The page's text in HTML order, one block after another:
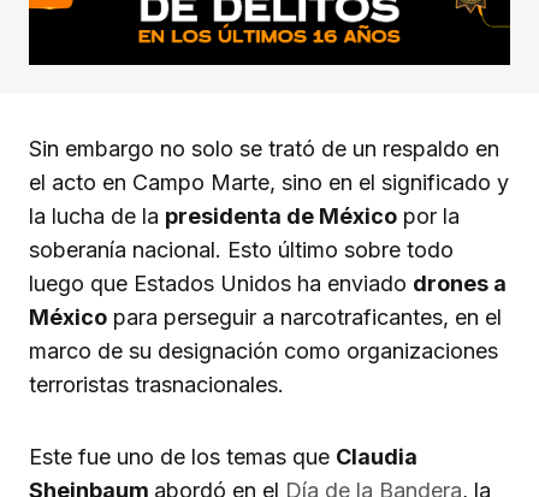
Sin embargo no solo se trató de un respaldo en
el acto en Campo Marte, sino en el significado y
la lucha de la presidenta de México por la
soberanía nacional. Esto último sobre todo
luego que Estados Unidos ha enviado drones a
México para perseguir a narcotraficantes, en el
marco de su designación como organizaciones
terroristas trasnacionales.
Este fue uno de los temas que Claudia
Sheinbaum abordó en el Día de la Bandera, la